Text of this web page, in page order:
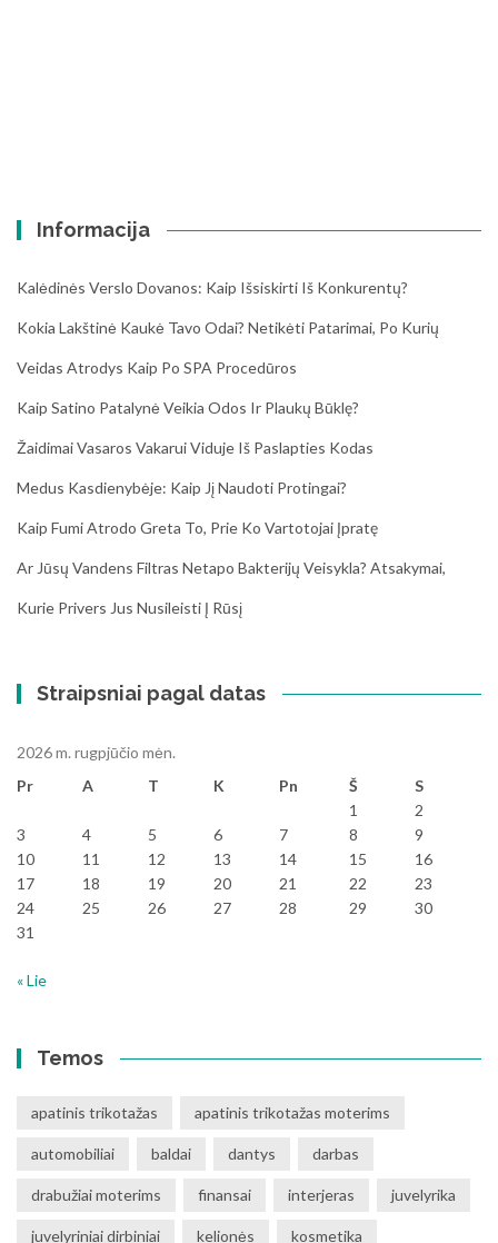
Informacija
Kalėdinės Verslo Dovanos: Kaip Išsiskirti Iš Konkurentų?
Kokia Lakštinė Kaukė Tavo Odai? Netikėti Patarimai, Po Kurių
Veidas Atrodys Kaip Po SPA Procedūros
Kaip Satino Patalynė Veikia Odos Ir Plaukų Būklę?
Žaidimai Vasaros Vakarui Viduje Iš Paslapties Kodas
Medus Kasdienybėje: Kaip Jį Naudoti Protingai?
Kaip Fumi Atrodo Greta To, Prie Ko Vartotojai Įpratę
Ar Jūsų Vandens Filtras Netapo Bakterijų Veisykla? Atsakymai,
Kurie Privers Jus Nusileisti Į Rūsį
Straipsniai pagal datas
2026 m. rugpjūčio mėn.
Pr
A T K Pn Š
S
1
2
3
4 5 6 7 8
9
10
11 12 13 14 15
16
17
18 19 20 21 22
23
24
25 26 27 28 29
30
31
« Lie
Temos
apatinis trikotažas apatinis trikotažas moterims
automobiliai baldai dantys darbas
drabužiai moterims finansai interjeras juvelyrika
juvelyriniai dirbiniai kelionės kosmetika